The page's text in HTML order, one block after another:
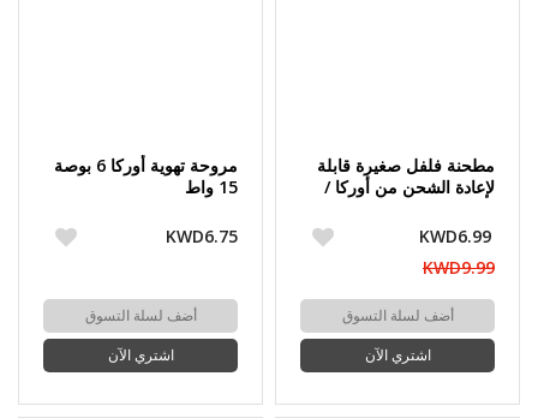
مطحنة فلفل صغيرة قابلة
لإعادة الشحن من أوركا /
KWD6.99
KWD9.99
أضف لسلة التسوق
اشتري الآن
مروحة تهوية أوركا 6 بوصة
15 واط
KWD6.75
أضف لسلة التسوق
اشتري الآن